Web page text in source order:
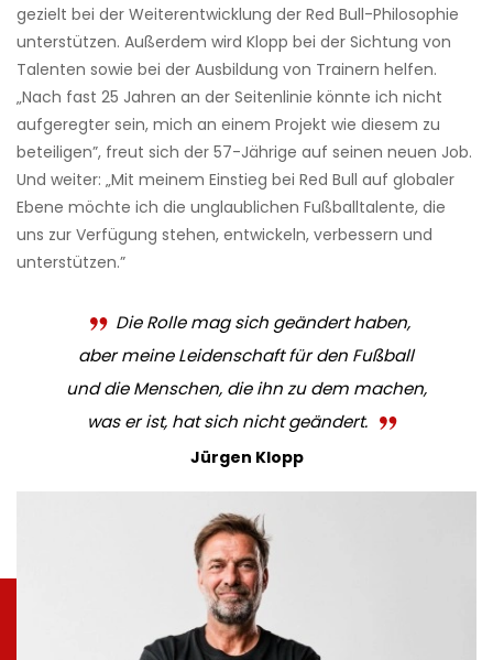
gezielt bei der Weiterentwicklung der Red Bull-Philosophie
unterstützen. Außerdem wird Klopp bei der Sichtung von
Talenten sowie bei der Ausbildung von Trainern helfen.
„Nach fast 25 Jahren an der Seitenlinie könnte ich nicht
aufgeregter sein, mich an einem Projekt wie diesem zu
beteiligen”, freut sich der 57-Jährige auf seinen neuen Job.
Und weiter: „Mit meinem Einstieg bei Red Bull auf globaler
Ebene möchte ich die unglaublichen Fußballtalente, die
uns zur Verfügung stehen, entwickeln, verbessern und
unterstützen.”
Die Rolle mag sich geändert haben,
aber meine Leidenschaft für den Fußball
und die Menschen, die ihn zu dem machen,
was er ist, hat sich nicht geändert.
Jürgen Klopp